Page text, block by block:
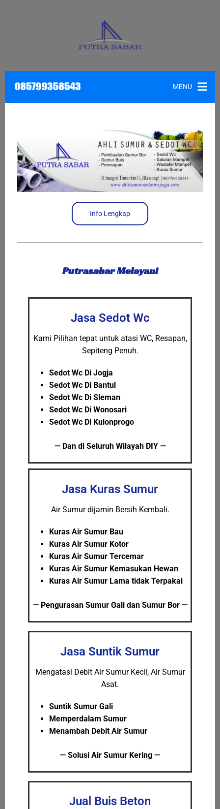
MENU
Info Lengkap
Putrasabar Melayani
Jasa Sedot Wc
Kami Pilihan tepat untuk atasi WC, Resapan,
Sepiteng Penuh.
Sedot Wc Di Jogja
Sedot Wc Di Bantul
Sedot Wc Di Sleman
Sedot Wc Di Wonosari
Sedot Wc Di Kulonprogo
— Dan di Seluruh Wilayah DIY —
Jasa Kuras Sumur
Air Sumur dijamin Bersih Kembali.
Kuras Air Sumur Bau
Kuras Air Sumur Kotor
Kuras Air Sumur Tercemar
Kuras Air Sumur Kemasukan Hewan
Kuras Air Sumur Lama tidak Terpakai
— Pengurasan Sumur Gali dan Sumur Bor —
Jasa Suntik Sumur
Mengatasi Debit Air Sumur Kecil, Air Sumur
Asat.
Suntik Sumur Gali
Memperdalam Sumur
Menambah Debit Air Sumur
— Solusi Air Sumur Kering —
Jual Buis Beton